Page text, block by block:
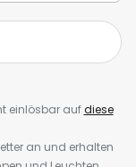
einlösbar aufdiese
an und erhalten